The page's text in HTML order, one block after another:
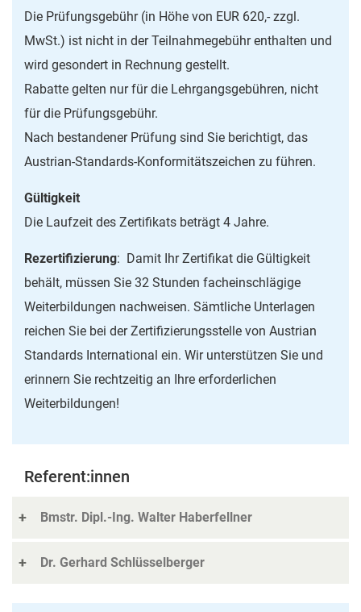
Die Prüfungsgebühr (in Höhe von EUR 620,- zzgl.
MwSt.) ist nicht in der Teilnahmegebühr enthalten und
wird gesondert in Rechnung gestellt.
Rabatte gelten nur für die Lehrgangsgebühren, nicht
für die Prüfungsgebühr.
Nach bestandener Prüfung sind Sie berichtigt, das
Austrian-Standards-Konformitätszeichen zu führen.
Gültigkeit
Die Laufzeit des Zertifikats beträgt 4 Jahre.
Rezertifizierung: Damit Ihr Zertifikat die Gültigkeit
behält, müssen Sie 32 Stunden facheinschlägige
Weiterbildungen nachweisen. Sämtliche Unterlagen
reichen Sie bei der Zertifizierungsstelle von Austrian
Standards International ein. Wir unterstützen Sie und
erinnern Sie rechtzeitig an Ihre erforderlichen
Weiterbildungen!
Referent:innen
Bmstr. Dipl.-Ing. Walter Haberfellner
Dr. Gerhard Schlüsselberger